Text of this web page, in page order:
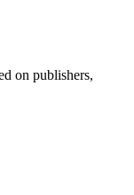
on publishers,